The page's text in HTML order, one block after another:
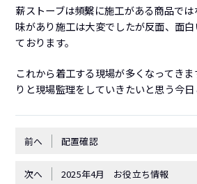
薪ストーブは頻繫に施工がある商品で
味があり施工は大変でしたが反面、面
ております。
これから着工する現場が多くなってき
りと現場監理をしていきたいと思う今日
前へ 配置確認
次へ 2025年4月 お役立ち情報